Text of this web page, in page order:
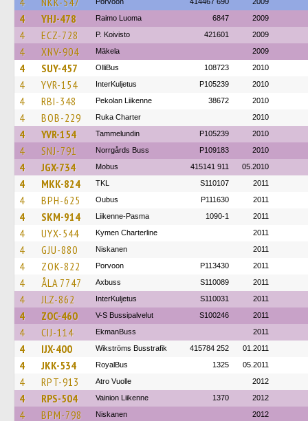
4 YHJ-478 Raimo Luoma 6847 2009
4 ECZ-728 P. Koivisto 421601 2009
4 XNV-904 Mäkela 2009
4 SUY-457 OlliBus 108723 2010
4 YVR-154 InterKuljetus P105239 2010
4 RBI-348 Pekolan Liikenne 38672 2010
4 BOB-229 Ruka Charter 2010
4 YVR-154 Tammelundin P105239 2010
4 SNJ-791 Norrgårds Buss P109183 2010
4 JGX-734 Mobus 415141 911 05.2010
4 MKK-824 TKL S110107 2011
4 BPH-625 Oubus P111630 2011
4 SKM-914 Liikenne-Pasma 1090-1 2011
4 UYX-544 Kymen Charterline 2011
4 GJU-880 Niskanen 2011
4 ZOK-822 Porvoon P113430 2011
4 ÅLA 7747 Axbuss S110089 2011
4 JLZ-862 InterKuljetus S110031 2011
4 ZOC-460 V-S Bussipalvelut S100246 2011
4 CIJ-114 EkmanBuss 2011
4 IJX-400 Wikströms Busstrafik 415784 252 01.2011
4 JKK-534 RoyalBus 1325 05.2011
4 RPT-913 Atro Vuolle 2012
4 RPS-504 Vainion Liikenne 1370 2012
4 BPM-798 Niskanen 2012